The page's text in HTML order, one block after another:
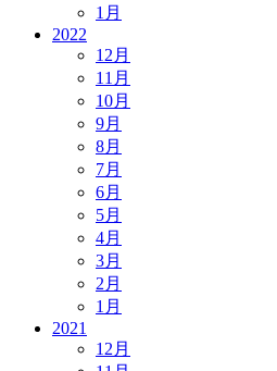
1月
2022
12月
11月
10月
9月
8月
7月
6月
5月
4月
3月
2月
1月
2021
12月